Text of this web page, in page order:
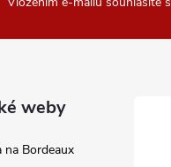
weby
na Bordeaux